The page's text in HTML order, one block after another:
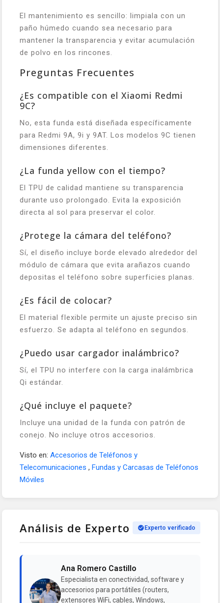
El mantenimiento es sencillo: limpiala con un
paño húmedo cuando sea necesario para
mantener la transparencia y evitar acumulación
de polvo en los rincones.
Preguntas Frecuentes
¿Es compatible con el Xiaomi Redmi
9C?
No, esta funda está diseñada específicamente
para Redmi 9A, 9i y 9AT. Los modelos 9C tienen
dimensiones diferentes.
¿La funda yellow con el tiempo?
El TPU de calidad mantiene su transparencia
durante uso prolongado. Evita la exposición
directa al sol para preservar el color.
¿Protege la cámara del teléfono?
Sí, el diseño incluye borde elevado alrededor del
módulo de cámara que evita arañazos cuando
depositas el teléfono sobre superficies planas.
¿Es fácil de colocar?
El material flexible permite un ajuste preciso sin
esfuerzo. Se adapta al teléfono en segundos.
¿Puedo usar cargador inalámbrico?
Sí, el TPU no interfere con la carga inalámbrica
Qi estándar.
¿Qué incluye el paquete?
Incluye una unidad de la funda con patrón de
conejo. No incluye otros accesorios.
Visto en: Accesorios de Teléfonos y
Telecomunicaciones , Fundas y Carcasas de Teléfonos
Móviles
Análisis de Experto Experto verificado
Ana Romero Castillo
Especialista en conectividad, software y
accesorios para portátiles (routers,
extensores WiFi, cables, Windows,